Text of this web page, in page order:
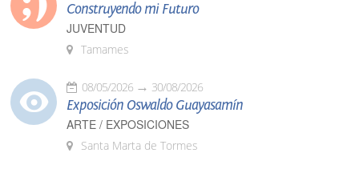
Construyendo mi Futuro
JUVENTUD
Tamames
08/05/2026 30/08/2026
Exposición Oswaldo Guayasamín
ARTE / EXPOSICIONES
Santa Marta de Tormes